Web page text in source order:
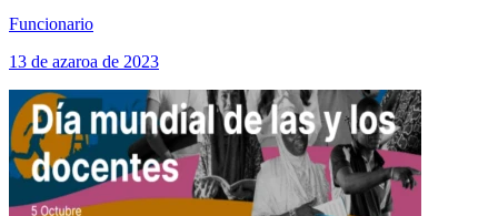
Funcionario
13 de azaroa de 2023